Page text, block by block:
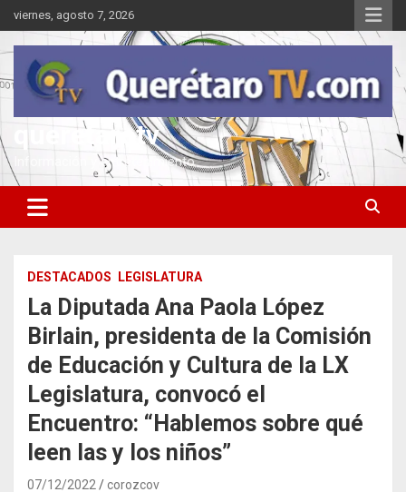
Saltar
al
contenido
viernes, agosto 7, 2026
queretarotv
Información y entretenimiento
DESTACADOS LEGISLATURA
La Diputada Ana Paola López
Birlain, presidenta de la Comisión
de Educación y Cultura de la LX
Legislatura, convocó el
Encuentro: “Hablemos sobre qué
leen las y los niños”
07/12/2022 corozcov